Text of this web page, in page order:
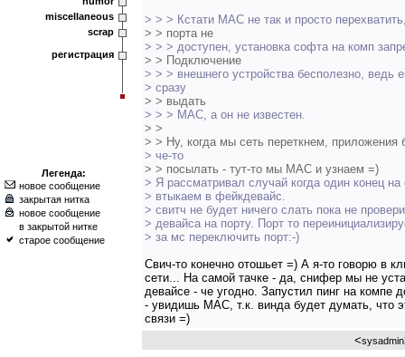
miscellaneous
scrap
регистрация
Легенда:
новое сообщение
закрытая нитка
новое сообщение
в закрытой нитке
старое сообщение
> > > Кстати МАС не так и просто
> > порта не
> > > доступен, установка софта на комп
> > Подключение
> > > внешнего устройства бесполезно, ведь
> сразу
> > выдать
> > > МАС, а он не известен.
> >
> > Ну, когда мы сеть переткнем, приложения
> че-то
> > посылать - тут-то мы MAC и узнаем =)
> Я рассматривал случай когда один конец на
> втыкаем в фейкдевайс.
> свитч не будет ничего слать пока не
> девайса на порту. Порт то
> за мс переключить порт:-)
Свич-то конечно отошьет =) А я-то говорю в
сети... На самой тачке - да, снифер мы не
девайсе - че угодно. Запустил пинг на компе
- увидишь MAC, т.к. винда будет думать, что
связи =)
<sysadmin